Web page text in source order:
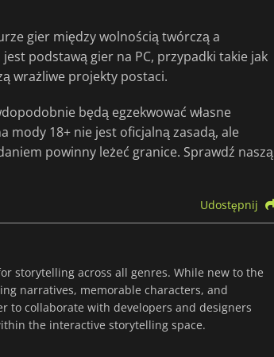
gier między wolnością twórczą a
podstawą gier na PC, przypadki takie jak
wrażliwe projekty postaci.
będą egzekwować własne
mody 18+ nie jest oficjalną zasadą, ale
powinny leżeć granice. Sprawdź naszą
Udostępnij
storytelling across all genres. While new to the
narratives, memorable characters, and
to collaborate with developers and designers
the interactive storytelling space.